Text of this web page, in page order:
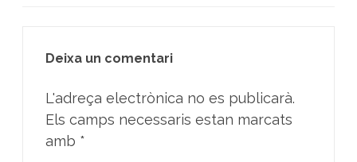
Deixa un comentari
L'adreça electrònica no es publicarà.
Els camps necessaris estan marcats
amb *